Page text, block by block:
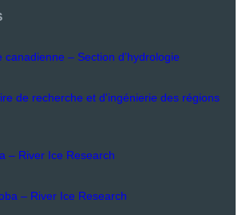
canadienne – Section d'hydrologie
de recherche et d'ingénierie des régions
– River Ice Research
– River Ice Research